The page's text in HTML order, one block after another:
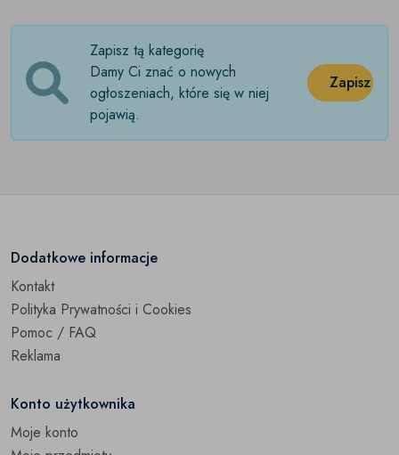
Odzież nocna(0)
Odzież sportowa(0)
Spodnie jeansowe (0)
Swetry
Szorty (0)
T-shirty i podkoszulki
Pozostałe(0)
Zapisz tą kategorię
Damy Ci znać o nowych
ogłoszeniach, które się w niej
pojawią.
Zapisz
Dodatkowe informacje
Kontakt
Polityka Prywatności i Cookies
Pomoc / FAQ
Reklama
Konto użytkownika
Moje konto